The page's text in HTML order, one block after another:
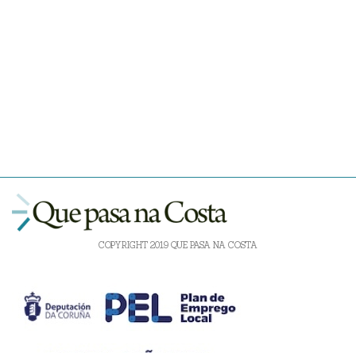
COPYRIGHT 2019 QUE PASA NA COSTA